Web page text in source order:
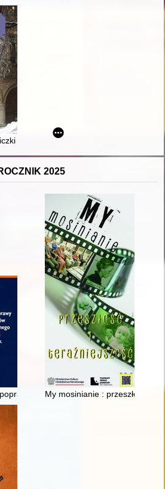
: historie - wspomnienia - impresje
2025
gospodarki i finansów
My mosinianie : przeszłość i